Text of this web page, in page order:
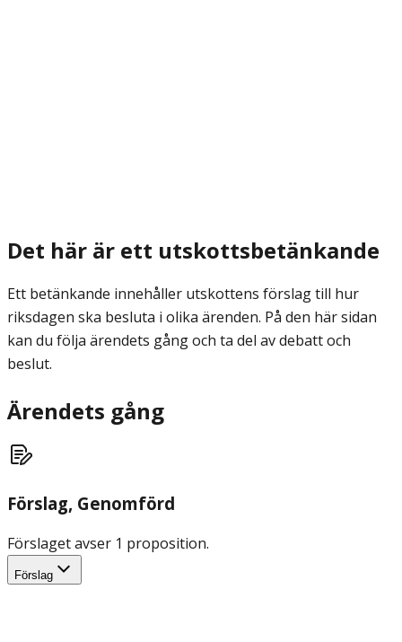
Det här är ett utskottsbetänkande
Ett betänkande innehåller utskottens förslag till hur
riksdagen ska besluta i olika ärenden. På den här sidan
kan du följa ärendets gång och ta del av debatt och
beslut.
Ärendets gång
Förslag, Genomförd
Förslaget avser 1 proposition.
Förslag